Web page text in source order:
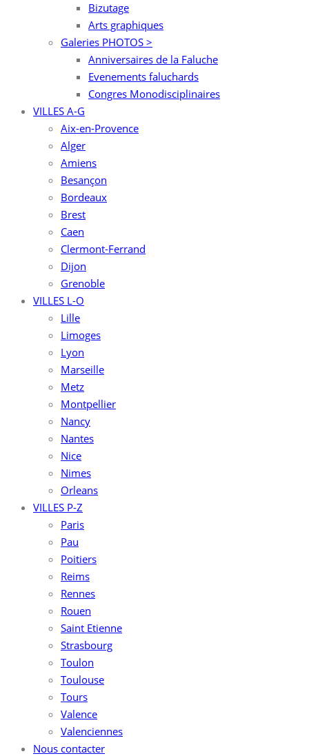
Bizutage
Arts graphiques
Galeries PHOTOS >
Anniversaires de la Faluche
Evenements faluchards
Congres Monodisciplinaires
VILLES A-G
Aix-en-Provence
Alger
Amiens
Besançon
Bordeaux
Brest
Caen
Clermont-Ferrand
Dijon
Grenoble
VILLES L-O
Lille
Limoges
Lyon
Marseille
Metz
Montpellier
Nancy
Nantes
Nice
Nimes
Orleans
VILLES P-Z
Paris
Pau
Poitiers
Reims
Rennes
Rouen
Saint Etienne
Strasbourg
Toulon
Toulouse
Tours
Valence
Valenciennes
Nous contacter